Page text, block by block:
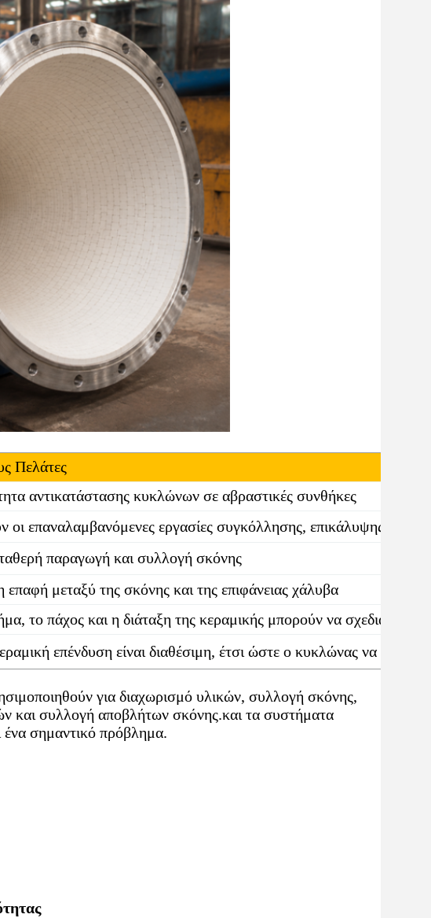
Πελάτες
αντικατάστασης κυκλώνων σε αβραστικές συνθήκες
οι επαναλαμβανόμενες εργασίες συγκόλλησης, επικάλυψης και
παραγωγή και συλλογή σκόνης
μεταξύ της σκόνης και της επιφάνειας χάλυβα
το πάχος και η διάταξη της κεραμικής μπορούν να
επένδυση είναι διαθέσιμη, έτσι ώστε ο κυκλώνας να
για διαχωρισμό υλικών, συλλογή σκόνης,
και συλλογή αποβλήτων σκόνης.και τα συστήματα
ένα σημαντικό πρόβλημα.